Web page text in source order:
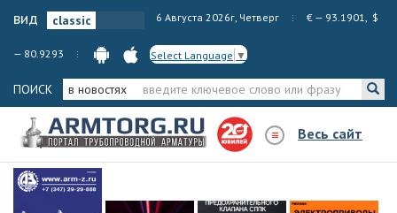
вид 6 Августа 2026г, Четверг € — 93.1901, $
— 80.9293 Select Language ▼
ПОИСК в новостях
Весь сайт